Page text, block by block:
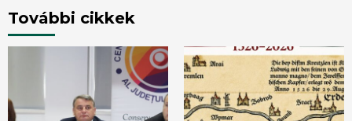
További cikkek